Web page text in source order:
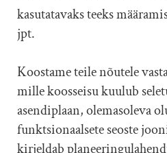
kasutatavaks teeks
jpt.
Koostame teile nõutele
mille koosseisu kuulub
asendiplaan, olemasoleva
funktsionaalsete seoste
kirjeldab